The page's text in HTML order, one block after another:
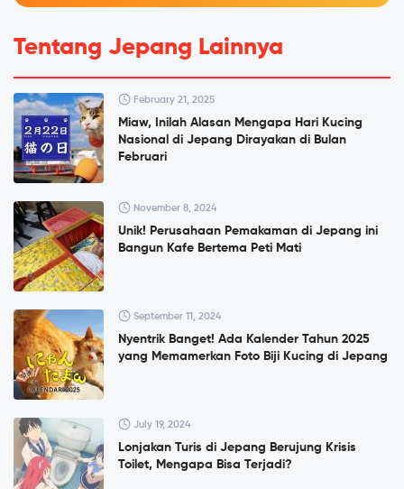
Tentang Jepang Lainnya
February 21, 2025
Miaw, Inilah Alasan Mengapa Hari Kucing
Nasional di Jepang Dirayakan di Bulan
Februari
November 8, 2024
Unik! Perusahaan Pemakaman di Jepang ini
Bangun Kafe Bertema Peti Mati
September 11, 2024
Nyentrik Banget! Ada Kalender Tahun 2025
yang Memamerkan Foto Biji Kucing di Jepang
July 19, 2024
Lonjakan Turis di Jepang Berujung Krisis
Toilet, Mengapa Bisa Terjadi?